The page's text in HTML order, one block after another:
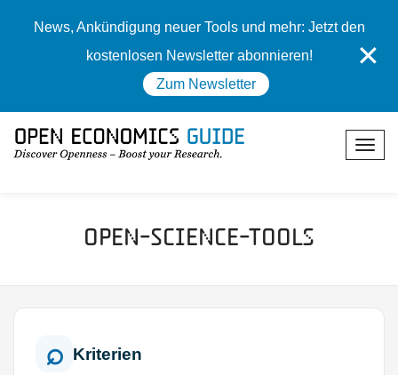
News, Ankündigung neuer Tools und mehr: Jetzt den
kostenlosen Newsletter abonnieren!
Zum Newsletter
✕
Open-Science-Tools
Kriterien